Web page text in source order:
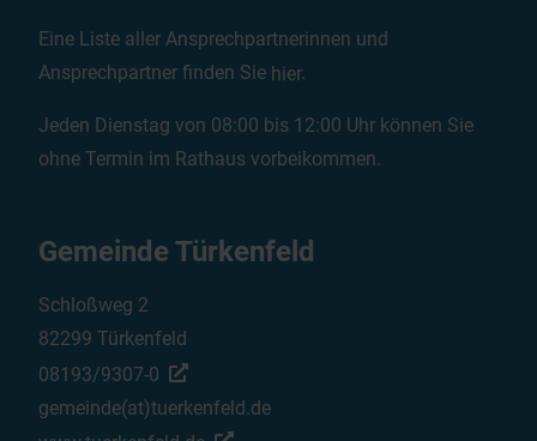
Eine Liste aller Ansprechpartnerinnen und
Ansprechpartner finden Sie hier.
Jeden Dienstag von 08:00 bis 12:00 Uhr können Sie
ohne Termin im Rathaus vorbeikommen.
Gemeinde Türkenfeld
Schloßweg 2
82299 Türkenfeld
08193/9307-0
gemeinde(at)tuerkenfeld.de